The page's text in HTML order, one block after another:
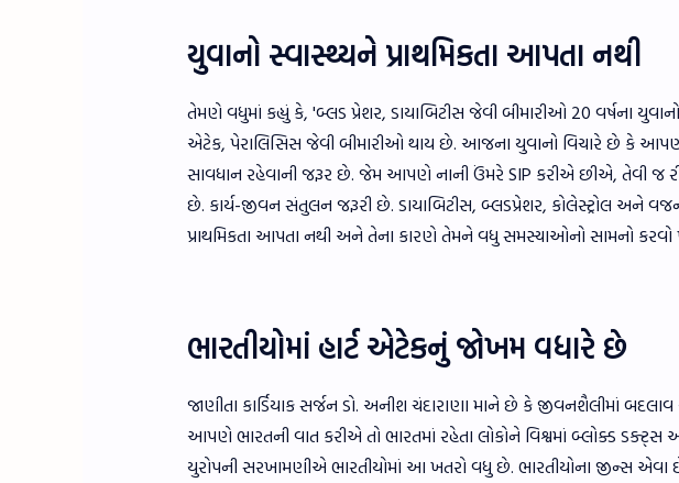
યુવાનો સ્વાસ્થ્યને પ્રાથમિકતા આપતા નથી
તેમણે વધુમાં કહ્યું કે, 'બ્લડ પ્રેશર, ડાયાબિટીસ જેવી બીમારીઓ 20 વર્ષના
એટેક, પેરાલિસિસ જેવી બીમારીઓ થાય છે. આજના યુવાનો વિચારે છે કે
સાવધાન રહેવાની જરૂર છે. જેમ આપણે નાની ઉંમરે SIP કરીએ છીએ, તેવી જ
છે. કાર્ય-જીવન સંતુલન જરૂરી છે. ડાયાબિટીસ, બ્લડપ્રેશર, કોલેસ્ટ્રોલ અને
પ્રાથમિકતા આપતા નથી અને તેના કારણે તેમને વધુ સમસ્યાઓનો સામનો
ભારતીયોમાં હાર્ટ એટેકનું જોખમ વધારે છે
જાણીતા કાર્ડિયાક સર્જન ડો. અનીશ ચંદારાણા માને છે કે જીવનશૈલીમાં
આપણે ભારતની વાત કરીએ તો ભારતમાં રહેતા લોકોને વિશ્વમાં બ્લોક્ડ
યુરોપની સરખામણીએ ભારતીયોમાં આ ખતરો વધુ છે. ભારતીયોના જીન્સ